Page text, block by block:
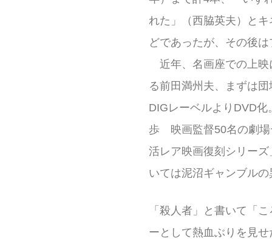
れた」（西脇英夫）と
どであったが、その後
近年、名画座での上映
る前田満州夫、まずは
DIGレーベルよりDVD
歩 映画監督50名の劇場
活レア映画復刻シリー
いては泥沼ギャンブル
「殺人者」と書いて「
ーとして熱血ぶりを見